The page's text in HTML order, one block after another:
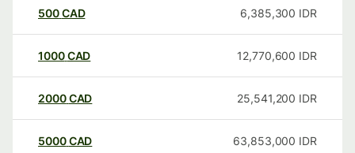
500CAD 6,385,300 IDR
1000CAD 12,770,600 IDR
2000CAD 25,541,200 IDR
5000CAD 63,853,000 IDR